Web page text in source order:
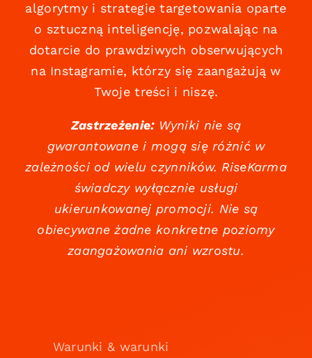
algorytmy i strategie targetowania oparte
o sztuczną inteligencję, pozwalając na
dotarcie do prawdziwych obserwujących
na Instagramie, którzy się zaangażują w
Twoje treści i niszę.
Zastrzeżenie:Wyniki nie są
gwarantowane i mogą się różnić w
zależności od wielu czynników. RiseKarma
świadczy wyłącznie usługi
ukierunkowanej promocji. Nie są
obiecywane żadne konkretne poziomy
zaangażowania ani wzrostu.
Warunki & warunki